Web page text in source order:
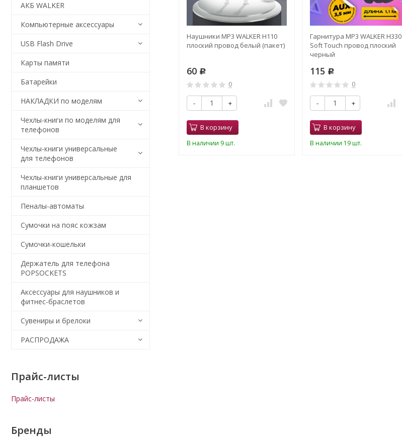
Soft Touch провод плоский
-
В корзину
Наушники MP3 WALKER H110
плоский провод белый (пакет)
60 Р
0
- +
В корзину
В наличии 9 шт.
Гарнитура MP3 WALKER H330
Soft Touch провод плоский
черный
115 Р
0
- +
В корзину
В наличии 19 шт.
АКБ WALKER
Компьютерные аксессуары
USB Flash Drive
Карты памяти
Батарейки
НАКЛАДКИ по моделям
Чехлы-книги по моделям для
телефонов
Чехлы-книги универсальные
для телефонов
Чехлы-книги универсальные для
планшетов
Пеналы-автоматы
Сумочки на пояс кожзам
Сумочки-кошельки
Держатель для телефона
POPSOCKETS
Аксессуары для наушников и
фитнес-браслетов
Сувениры и брелоки
РАСПРОДАЖА
Прайс-листы
Прайс-листы
Бренды